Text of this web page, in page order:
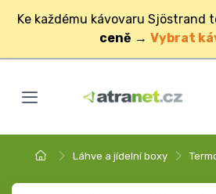
Ke každému kávovaru Sjöstrand
ceně → Vybrat
Láhve a jídelní boxy